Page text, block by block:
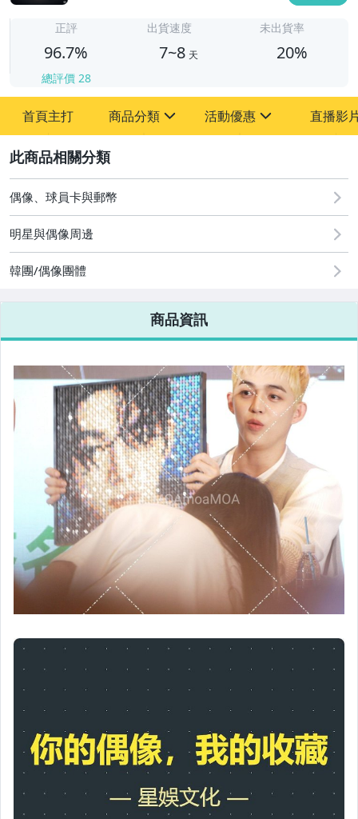
正評
96.7%
總評價 28
出貨速度
7~8 天
未出貨率
20%
首頁主打 商品分類
其它
活動優惠
[全店] 粉絲專享
[全店] 周年慶
直播影
偶像、球員卡與郵幣
明星與偶像周邊
韓團/偶像團體
商品資訊